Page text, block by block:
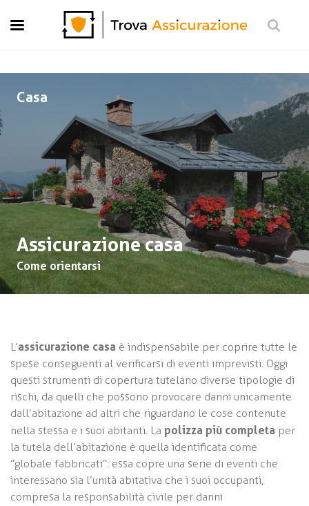
Moto
Viaggi
Pensione
Investimento e risparmio
Preventivo Gratis
Casa
Assicurazione casa
Come orientarsi
L’assicurazione casa è indispensabile per coprire tutte le
spese conseguenti al verificarsi di eventi imprevisti. Oggi
questi strumenti di copertura tutelano diverse tipologie di
rischi, da quelli che possono provocare danni unicamente
dall’abitazione ad altri che riguardano le cose contenute
nella stessa e i suoi abitanti. La polizza più completa per
la tutela dell’abitazione è quella identificata come
”globale fabbricati”: essa copre una serie di eventi che
interessano sia l’unità abitativa che i suoi occupanti,
compresa la responsabilità civile per danni